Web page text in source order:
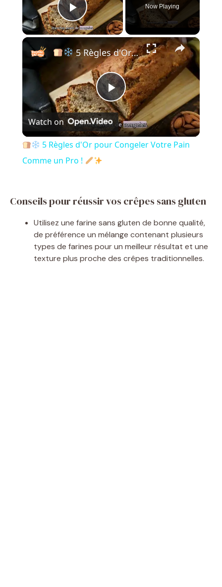
Play Video
Now Playing
×
P
l
V
i
5 Règles d'Or pour Congeler Votre Pain Comme un Pro !
Watch on
5 Règles d'Or pour Congeler Votre Pain
Comme un Pro !
Conseils pour réussir vos crêpes sans gluten
Utilisez une farine sans gluten de bonne qualité,
de préférence un mélange contenant plusieurs
types de farines pour un meilleur résultat et une
texture plus proche des crêpes traditionnelles.